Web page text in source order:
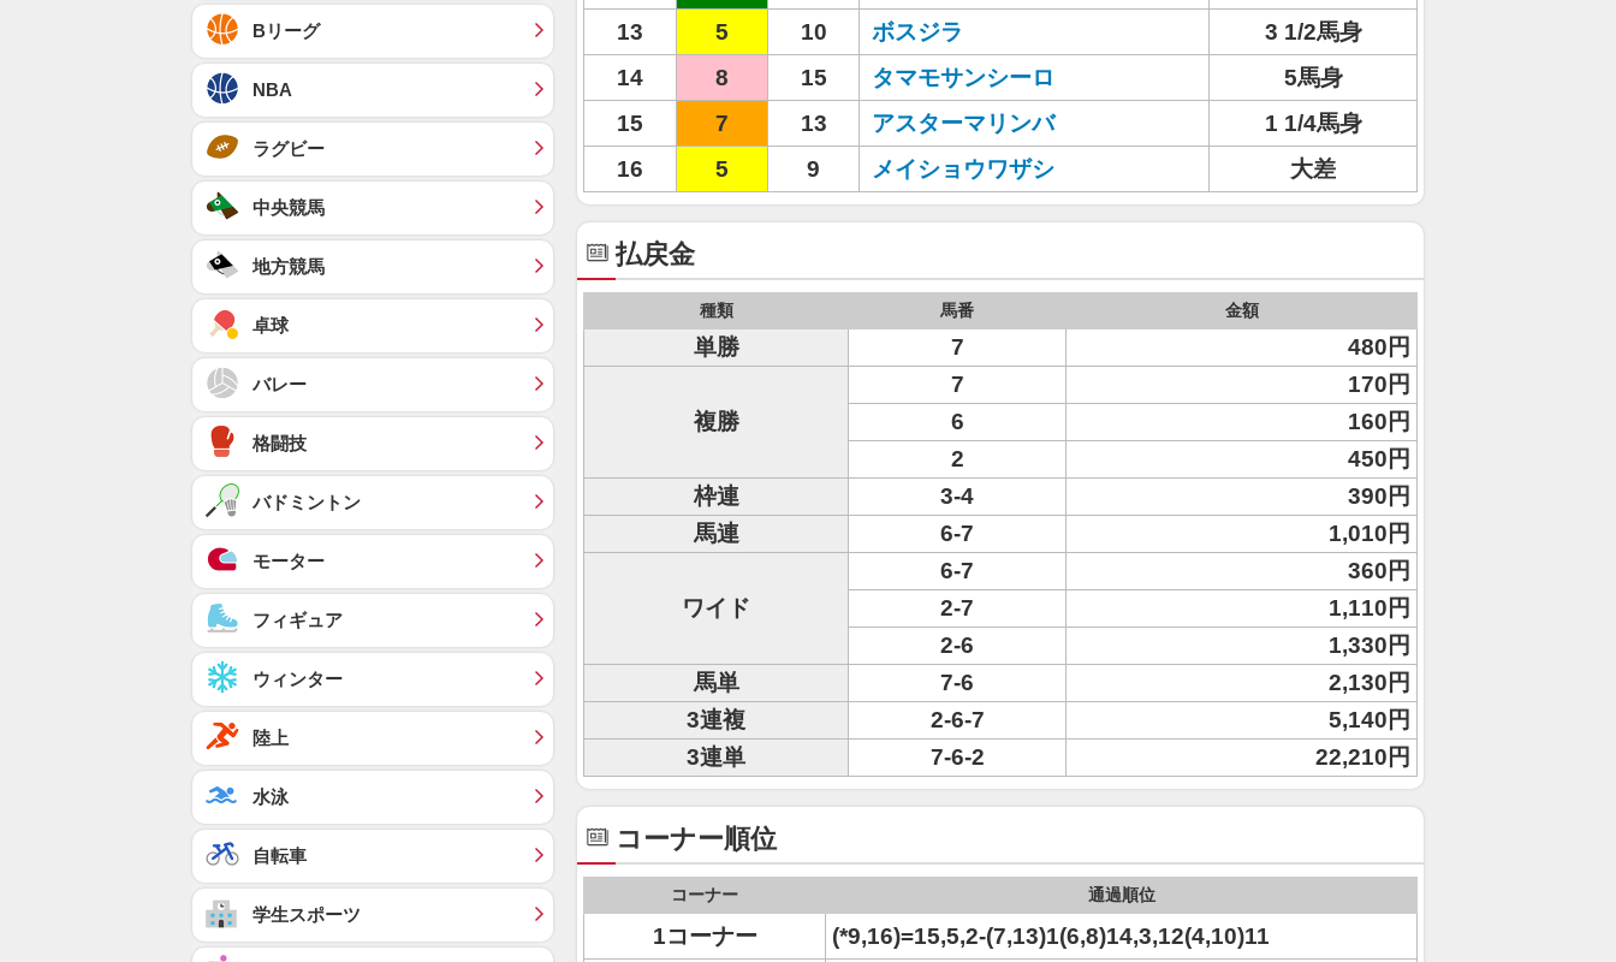
13
5 10 ボスジラ
3 1/2馬身
14
8 15 タマモサンシーロ
5馬身
15
7 13 アスターマリンバ
1 1/4馬身
16
5 9 メイショウワザシ 大差
払戻金
種類 馬番 金額
単勝 7 480円
複勝
7
170円
6
160円
2
450円
枠連
3-4
390円
馬連
6-7 1,010円
ワイド
6-7
360円
2-7
1,110円
2-6
1,330円
馬単
7-6
2,130円
3連複
2-6-7
5,140円
3連単
7-6-2 22,210円
コーナー順位
コーナー 通過順位
1コーナー
(*9,16)=15,5,2-(7,13)1(6,8)14,3,12(4,10)11
Bリーグ
NBA
ラグビー
中央競馬
地方競馬
卓球
バレー
格闘技
バドミントン
モーター
フィギュア
ウィンター
陸上
水泳
自転車
学生スポーツ